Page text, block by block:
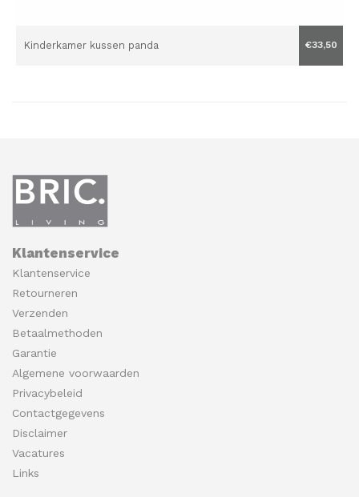
Kinderkamer kussen panda €33,50
Klantenservice
Klantenservice
Retourneren
Verzenden
Betaalmethoden
Garantie
Algemene voorwaarden
Privacybeleid
Contactgegevens
Disclaimer
Vacatures
Links